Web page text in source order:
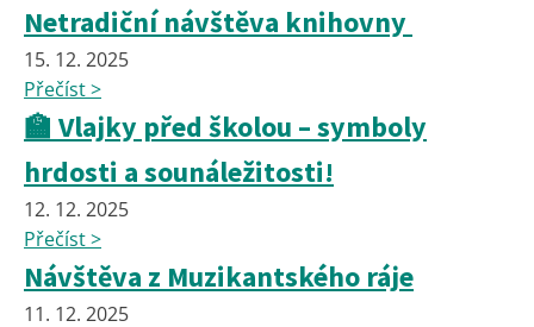
Netradiční návštěva knihovny
15. 12. 2025
Přečíst >
🏫 Vlajky před školou – symboly
hrdosti a sounáležitosti!
12. 12. 2025
Přečíst >
Návštěva z Muzikantského ráje
11. 12. 2025